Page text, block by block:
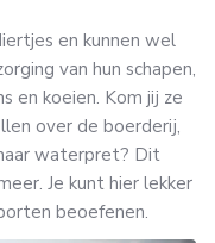
en kunnen wel
van hun schapen,
en koeien. Kom jij ze
over de boerderij,
waterpret? Dit
Je kunt hier lekker
beoefenen.